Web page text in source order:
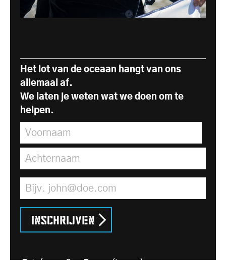
Het lot van de oceaan hangt van ons
allemaal af.
We laten je weten wat we doen om te
helpen.
Voornaam
Achternaam
E-mailadres *
Inschrijven